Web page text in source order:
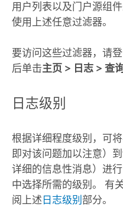
用户列表以及门户源组
使用上述任意过滤器。
要访问这些过滤器，请
后单击主页 > 日志 > 查
日志级别
根据详细程度级别，可
即对该问题加以注意）到
详细的信息性消息）进
中选择所需的级别。 有
阅上述 日志级别 部分。